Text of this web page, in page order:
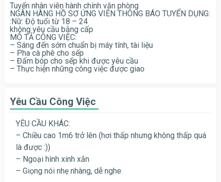
Tuyển nhân viên hành chính văn phòng
NGÂN HÀNG HỒ SƠ ỨNG VIÊN THÔNG BÁO TUYỂN DỤNG:
:Nữ: Độ tuổi từ 18 – 24
không yêu cầu bằng cấp
MÔ TẢ CÔNG VIỆC:
– Sáng đến sớm chuẩn bị máy tính, tài liệu
– Pha cà phê cho sếp
– Đấm bóp cho sếp khi được yêu cầu
– Thực hiện những công việc được giao
Yêu Cầu Công Việc
YÊU CẦU KHÁC:
– Chiều cao 1m6 trở lên (hơi thấp nhưng không thấp quá
là được :))
– Ngoại hình xinh xắn
– Giọng nói nhẹ nhàng, dễ nghe